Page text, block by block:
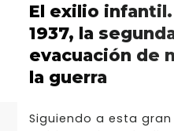
El exilio
1937, la
evacuación de
la guerra
Siguiendo a esta